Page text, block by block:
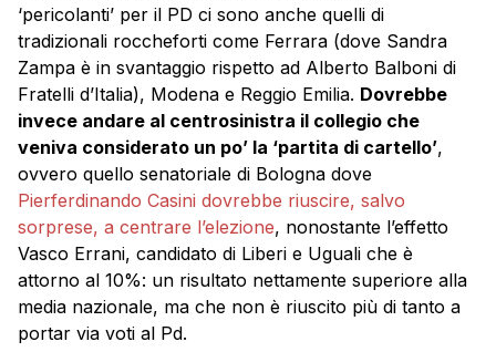
‘pericolanti’ per il PD ci sono anche quelli di
tradizionali roccheforti come Ferrara (dove Sandra
Zampa è in svantaggio rispetto ad Alberto Balboni di
Fratelli d’Italia), Modena e Reggio Emilia. Dovrebbe
invece andare al centrosinistra il collegio che
veniva considerato un po’ la ‘partita di cartello’,
ovvero quello senatoriale di Bologna dove
Pierferdinando Casini dovrebbe riuscire, salvo
sorprese, a centrare l’elezione, nonostante l’effetto
Vasco Errani, candidato di Liberi e Uguali che è
attorno al 10%: un risultato nettamente superiore alla
media nazionale, ma che non è riuscito più di tanto a
portar via voti al Pd.